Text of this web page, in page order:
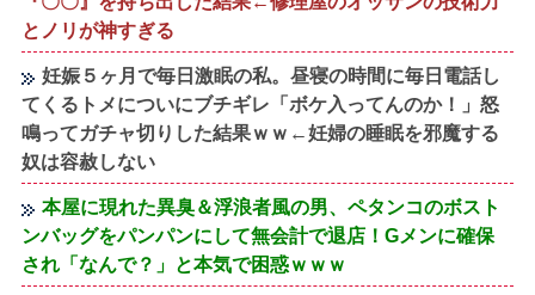
とノリが神すぎる
妊娠５ヶ月で毎日激眠の私。昼寝の時間に毎日電話し
てくるトメについにブチギレ「ボケ入ってんのか！」怒
鳴ってガチャ切りした結果ｗｗ←妊婦の睡眠を邪魔する
奴は容赦しない
本屋に現れた異臭＆浮浪者風の男、ペタンコのボスト
ンバッグをパンパンにして無会計で退店！Gメンに確保
され「なんで？」と本気で困惑ｗｗｗ